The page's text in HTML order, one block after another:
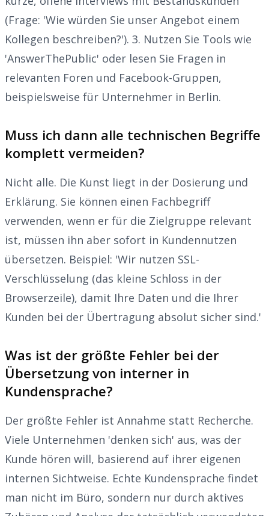
(Frage: 'Wie würden Sie unser Angebot einem
Kollegen beschreiben?'). 3. Nutzen Sie Tools wie
'AnswerThePublic' oder lesen Sie Fragen in
relevanten Foren und Facebook-Gruppen,
beispielsweise für Unternehmer in Berlin.
Muss ich dann alle technischen Begriffe
komplett vermeiden?
Nicht alle. Die Kunst liegt in der Dosierung und
Erklärung. Sie können einen Fachbegriff
verwenden, wenn er für die Zielgruppe relevant
ist, müssen ihn aber sofort in Kundennutzen
übersetzen. Beispiel: 'Wir nutzen SSL-
Verschlüsselung (das kleine Schloss in der
Browserzeile), damit Ihre Daten und die Ihrer
Kunden bei der Übertragung absolut sicher sind.'
Was ist der größte Fehler bei der
Übersetzung von interner in
Kundensprache?
Der größte Fehler ist Annahme statt Recherche.
Viele Unternehmen 'denken sich' aus, was der
Kunde hören will, basierend auf ihrer eigenen
internen Sichtweise. Echte Kundensprache findet
man nicht im Büro, sondern nur durch aktives